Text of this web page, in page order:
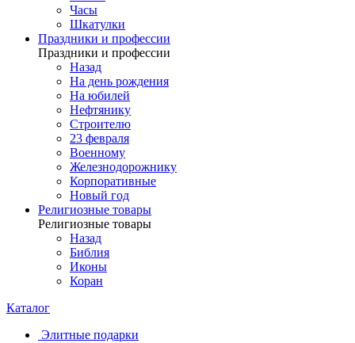
Часы
Шкатулки
Праздники и профессии
Праздники и профессии
Назад
На день рождения
На юбилей
Нефтянику
Строителю
23 февраля
Военному
Железнодорожнику
Корпоративные
Новый год
Религиозные товары
Религиозные товары
Назад
Библия
Иконы
Коран
Каталог
Элитные подарки